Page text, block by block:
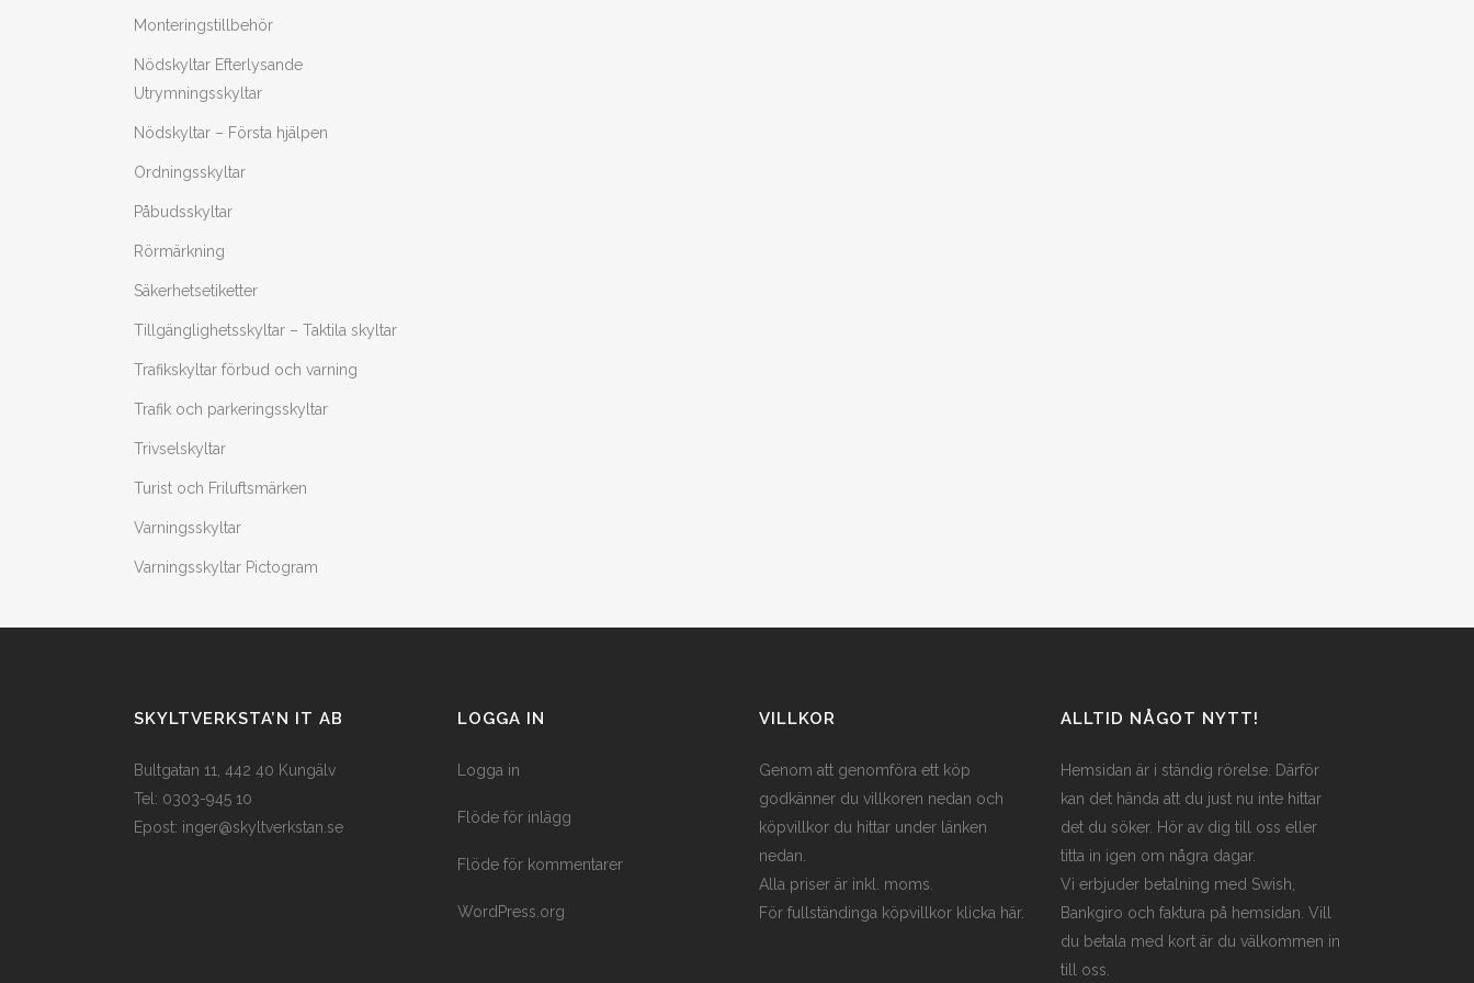
Monteringstillbehör
Nödskyltar Efterlysande
Utrymningsskyltar
Nödskyltar – Första hjälpen
Ordningsskyltar
Påbudsskyltar
Rörmärkning
Säkerhetsetiketter
Tillgänglighetsskyltar – Taktila skyltar
Trafikskyltar förbud och varning
Trafik och parkeringsskyltar
Trivselskyltar
Turist och Friluftsmärken
Varningsskyltar
Varningsskyltar Pictogram
SKYLTVERKSTA’N IT AB
Bultgatan 11, 442 40 Kungälv
Tel: 0303-945 10
Epost: inger@skyltverkstan.se
LOGGA IN
Logga in
Flöde för inlägg
Flöde för kommentarer
WordPress.org
VILLKOR
Genom att genomföra ett köp
godkänner du villkoren nedan och
köpvillkor du hittar under länken
nedan.
Alla priser är inkl. moms.
För fullständinga köpvillkor klicka här.
ALLTID NÅGOT NYTT!
Hemsidan är i ständig rörelse. Därför
kan det hända att du just nu inte hittar
det du söker. Hör av dig till oss eller
titta in igen om några dagar.
Vi erbjuder betalning med Swish,
Bankgiro och faktura på hemsidan. Vill
du betala med kort är du välkommen in
till oss.